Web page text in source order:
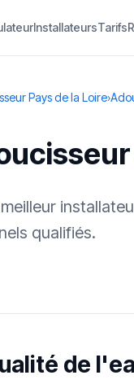
InstallateursTarifs
Pays de la Loire›
qualifiés.
de